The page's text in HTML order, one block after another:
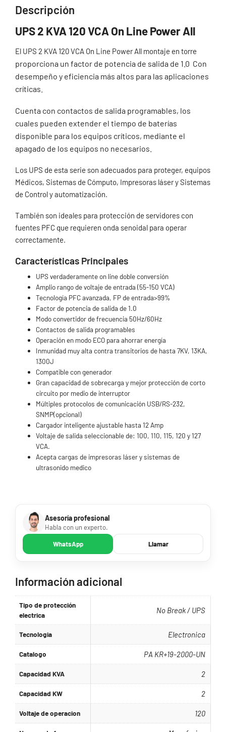
Descripción
UPS 2 KVA 120 VCA On Line Power All
El UPS 2 KVA 120 VCA On Line Power All montaje en torre
proporciona un factor de potencia de salida de 1.0 Con
desempeño y eficiencia más altos para las aplicaciones
críticas.
Cuenta con contactos de salida programables, los
cuales pueden extender el tiempo de baterías
disponible para los equipos críticos, mediante el
apagado de los equipos no necesarios.
Los UPS de esta serie son adecuados para proteger, equipos
Médicos, Sistemas de Cómputo, Impresoras láser y Sistemas
de Control y automatización.
También son ideales para protección de servidores con
fuentes PFC que requieren onda senoidal para operar
correctamente.
Características Principales
UPS verdaderamente on line doble conversión
Amplio rango de voltaje de entrada (55-150 VCA)
Tecnología PFC avanzada, FP de entrada>99%
Factor de potencia de salida de 1.0
Modo convertidor de frecuencia 50Hz/60Hz
Contactos de salida programables
Operación en modo ECO para ahorrar energía
Inmunidad muy alta contra transitorios de hasta 7KV, 13KA,
1300J
Compatible con generador
Gran capacidad de sobrecarga y mejor protección de corto
circuito por medio de interruptor
Múltiples protocolos de comunicación USB/RS-232,
SNMP(opcional)
Cargador inteligente ajustable hasta 12 Amp
Voltaje de salida seleccionable de: 100, 110, 115, 120 y 127
VCA.
Acepta cargas de impresoras láser y sistemas de
ultrasonido medico
Asesoría profesional
Habla con un experto.
WhatsApp Llamar
Información adicional
Tipo de protección
electrica
No Break / UPS
Tecnologia Electronica
Catalogo PA KR+19-2000-UN
Capacidad KVA 2
Capacidad KW 2
Voltaje de operacion 120